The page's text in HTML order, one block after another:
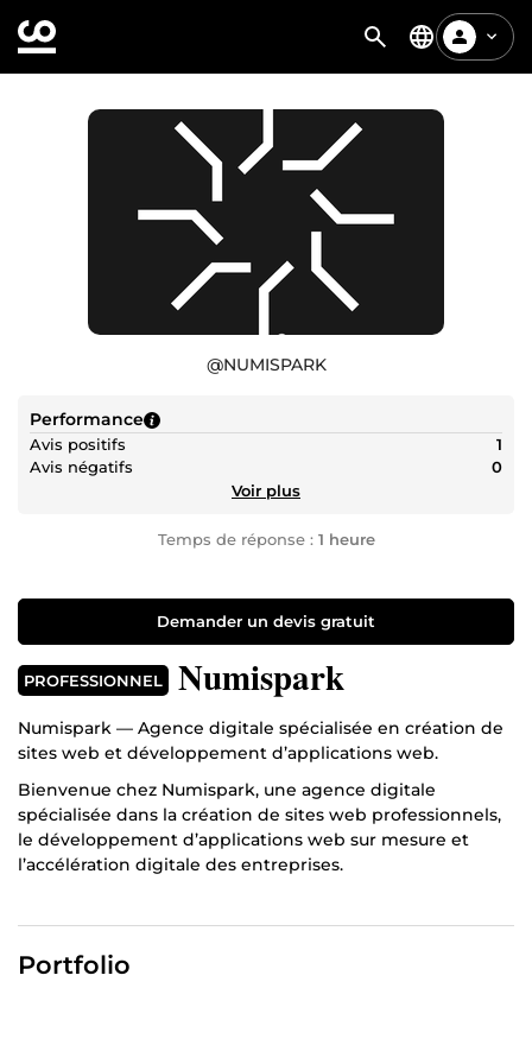
@NUMISPARK
Performance
Avis positifs
1
Avis négatifs
0
Voir plus
Temps de réponse : 1 heure
Demander un devis gratuit
PROFESSIONNEL Numispark
Numispark — Agence digitale spécialisée en création de
sites web et développement d’applications web.
Bienvenue chez Numispark, une agence digitale
spécialisée dans la création de sites web professionnels,
le développement d’applications web sur mesure et
l’accélération digitale des entreprises.
entreprises ambitieuses dans la conception de solutions
digitales modernes, performantes et orientées résultats.
Portfolio